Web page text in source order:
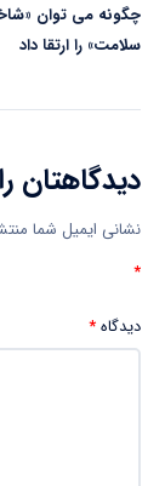
چگونه می توان
سلامت» را ارتقا داد
دیدگاهتان
نشانی ایمیل شما
*
دیدگاه*